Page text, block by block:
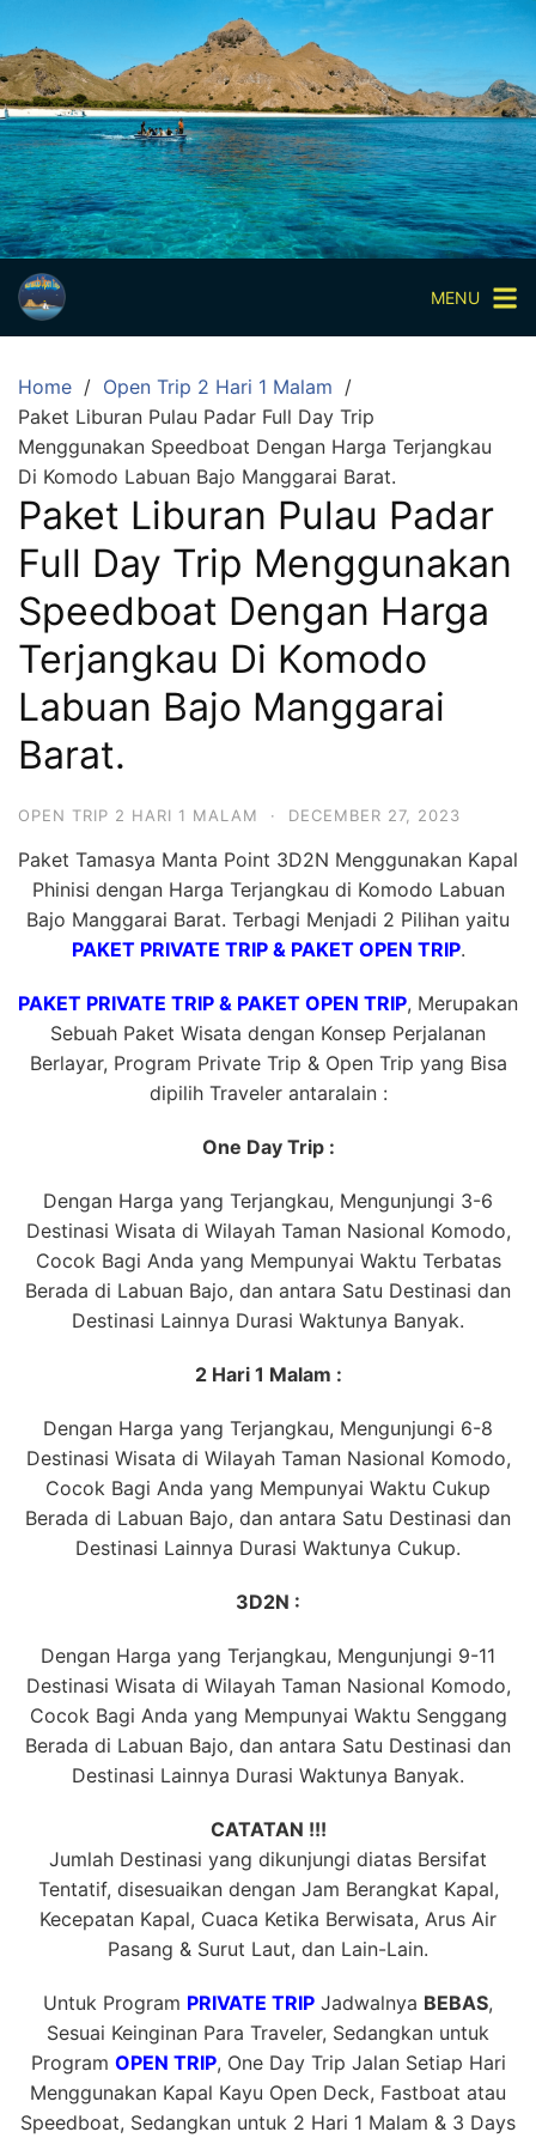
content
Paket
Wisata
Sharing
Trip
Komodo
Paket
Wisata
Open
Pulau
Komodo
Labuan
Bajo
3
Hari
2
Malam,
Hari
Malam
Hari
Penuh
MENU
Home
Open Trip 2 Hari 1 Malam
Paket Liburan Pulau Padar Full Day Trip
Menggunakan Speedboat Dengan Harga Terjangkau
Di Komodo Labuan Bajo Manggarai Barat.
Paket Liburan Pulau Padar
Full Day Trip Menggunakan
Speedboat Dengan Harga
Terjangkau Di Komodo
Labuan Bajo Manggarai
Barat.
OPEN TRIP 2 HARI 1 MALAM · DECEMBER 27, 2023
Paket Tamasya Manta Point 3D2N Menggunakan Kapal
Phinisi dengan Harga Terjangkau di Komodo Labuan
Bajo Manggarai Barat. Terbagi Menjadi 2 Pilihan yaitu
PAKET PRIVATE TRIP & PAKET OPEN TRIP.
PAKET PRIVATE TRIP & PAKET OPEN TRIP, Merupakan
Sebuah Paket Wisata dengan Konsep Perjalanan
Berlayar, Program Private Trip & Open Trip yang Bisa
dipilih Traveler antaralain :
One Day Trip :
Dengan Harga yang Terjangkau, Mengunjungi 3-6
Destinasi Wisata di Wilayah Taman Nasional Komodo,
Cocok Bagi Anda yang Mempunyai Waktu Terbatas
Berada di Labuan Bajo, dan antara Satu Destinasi dan
Destinasi Lainnya Durasi Waktunya Banyak.
2 Hari 1 Malam :
Dengan Harga yang Terjangkau, Mengunjungi 6-8
Destinasi Wisata di Wilayah Taman Nasional Komodo,
Cocok Bagi Anda yang Mempunyai Waktu Cukup
Berada di Labuan Bajo, dan antara Satu Destinasi dan
Destinasi Lainnya Durasi Waktunya Cukup.
3D2N :
Dengan Harga yang Terjangkau, Mengunjungi 9-11
Destinasi Wisata di Wilayah Taman Nasional Komodo,
Cocok Bagi Anda yang Mempunyai Waktu Senggang
Berada di Labuan Bajo, dan antara Satu Destinasi dan
Destinasi Lainnya Durasi Waktunya Banyak.
CATATAN !!!
Jumlah Destinasi yang dikunjungi diatas Bersifat
Tentatif, disesuaikan dengan Jam Berangkat Kapal,
Kecepatan Kapal, Cuaca Ketika Berwisata, Arus Air
Pasang & Surut Laut, dan Lain-Lain.
Untuk Program PRIVATE TRIP Jadwalnya BEBAS,
Sesuai Keinginan Para Traveler, Sedangkan untuk
Program OPEN TRIP, One Day Trip Jalan Setiap Hari
Menggunakan Kapal Kayu Open Deck, Fastboat atau
Speedboat, Sedangkan untuk 2 Hari 1 Malam & 3 Days